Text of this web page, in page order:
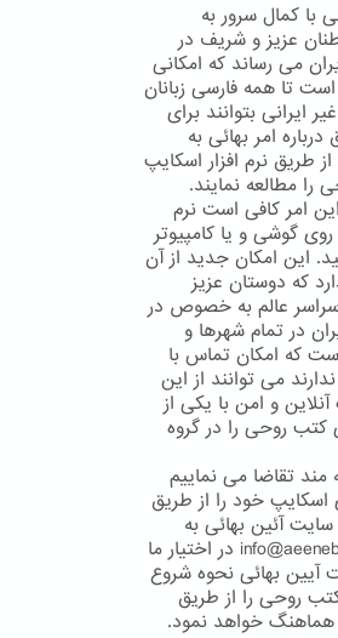
با کمال سرور به
عزیز و شریف در
می رساند که امکانی
تا همه فارسی زبانان
ایرانی بتوانند برای
امر بهائی به
طریق نرم افزار اسکایپ
مطالعه نمایند.
امر کافی است نرم
روی گوشی و یا کامپیوتر
این امکان جدید از آن
که دوستان عزیز
عالم به خصوص در
در تمام شهرها و
که امکان تماس با
می توانند از این
و امن با یکی از
کتب روحی را در گروه
مند تقاضا می نماییم
خود را از طریق
سایت آئین بهائی به
آدرس info@aeenebahai.org در اختیار ما
آیین بهائی نحوه شروع
روحی را از طریق
هماهنگ خواهد نمود.